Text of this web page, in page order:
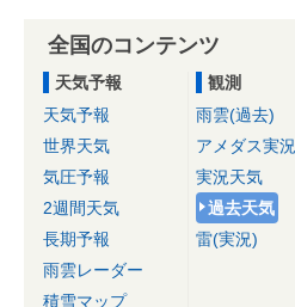
全国のコンテンツ
天気予報
天気予報
世界天気
気圧予報
2週間天気
長期予報
雨雲レーダー
積雪マップ
観測
雨雲(過去)
アメダス実況
実況天気
過去天気
雷(実況)